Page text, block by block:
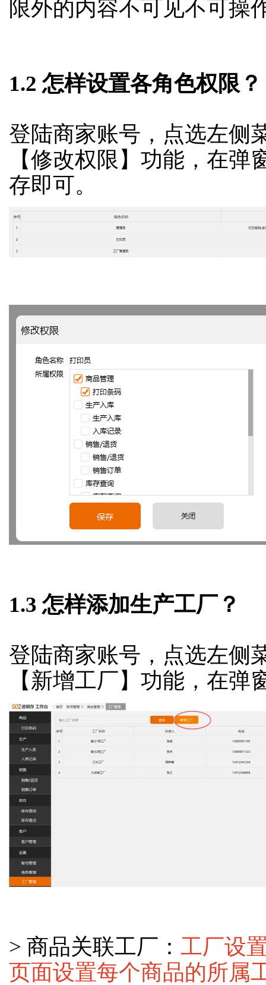
限外的内容不可见不可操
1.2 怎样设置各角色权限？
登陆商家账号，点选左侧
【修改权限】功能，在
存即可。
1.3 怎样添加生产工厂？
登陆商家账号，点选左侧
【新增工厂】功能，在
> 商品关联工厂： 工厂设
页面设置每个商品的所属